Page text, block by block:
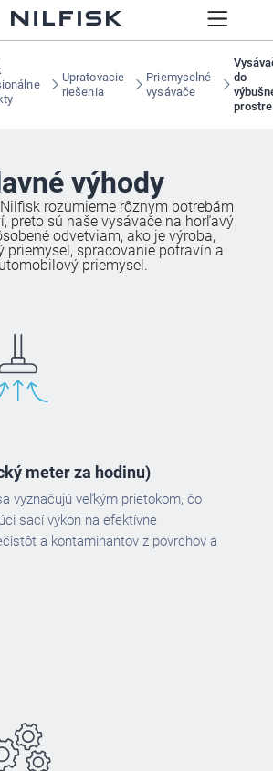
Upratovacie
riešenia
Priemyselné
vysávače
do
výhody
rozumieme rôznym potrebám
preto sú naše vysávače na horľavý
odvetviam, ako je výroba,
priemysel, spracovanie potravín a
priemysel.
meter za hodinu)
vyznačujú veľkým prietokom, čo
sací výkon na efektívne
a kontaminantov z povrchov a